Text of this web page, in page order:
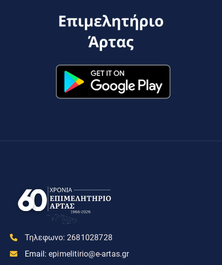
Τηλεφωνο: 2681028728
Email: epimelitirio@e-artas.gr